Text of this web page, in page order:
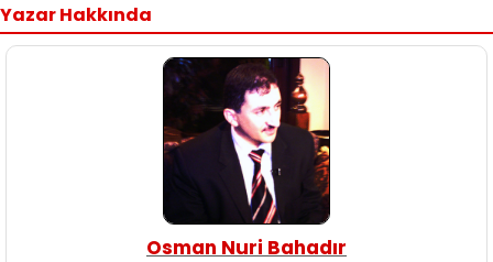
Yazar Hakkında
Osman Nuri Bahadır